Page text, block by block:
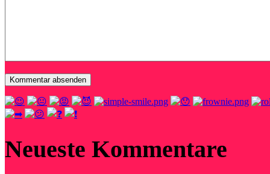
Neueste Kommentare